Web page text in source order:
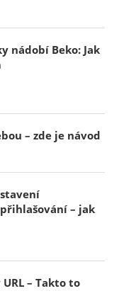
nádobí Beko: Jak
– zde je návod
– jak
– Takto to